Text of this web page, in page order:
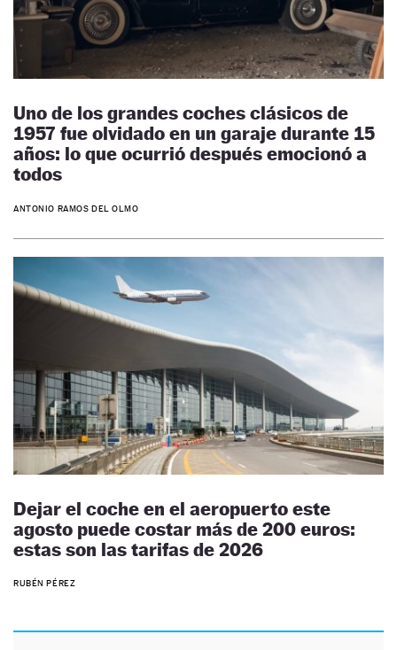
Uno de los grandes coches clásicos de
1957 fue olvidado en un garaje durante 15
años: lo que ocurrió después emocionó a
todos
ANTONIO RAMOS DEL OLMO
Dejar el coche en el aeropuerto este
agosto puede costar más de 200 euros:
estas son las tarifas de 2026
RUBÉN PÉREZ